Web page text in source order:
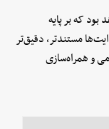
بود که بر پایه
مستندتر، دقیق‌تر
و همراه‌سازی